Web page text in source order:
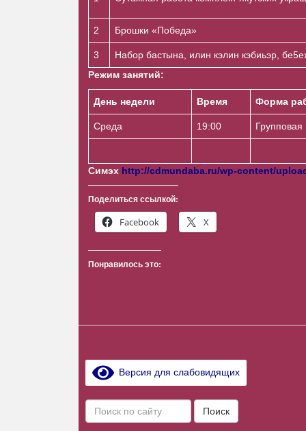
2 Брошки «Победа»
3
Набор бастына, илин кэлин кэбиьэр,
Режим занятий:
День недели Время Форма
Среда 19:00 Групповая
Симэх http://cdmundaba.ru/wp-content/
Поделиться ссылкой:
Facebook
X
Понравилось это:
Версия для слабовидящих
о
Поиск